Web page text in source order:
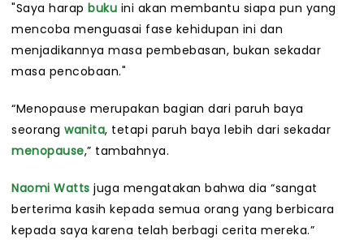
"Saya harap buku ini akan membantu siapa pun yang
mencoba menguasai fase kehidupan ini dan
menjadikannya masa pembebasan, bukan sekadar
masa pencobaan."
“Menopause merupakan bagian dari paruh baya
seorang wanita, tetapi paruh baya lebih dari sekadar
menopause,” tambahnya.
Naomi Watts juga mengatakan bahwa dia “sangat
berterima kasih kepada semua orang yang berbicara
kepada saya karena telah berbagi cerita mereka.”